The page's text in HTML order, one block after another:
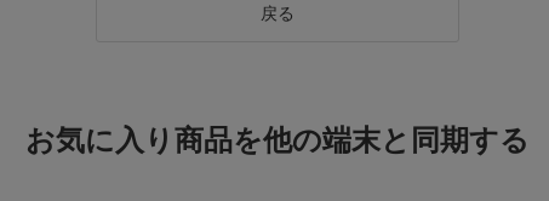
戻る
お気に入り商品を他の端末と同期する